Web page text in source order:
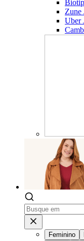
Zune
Uber
Feminino